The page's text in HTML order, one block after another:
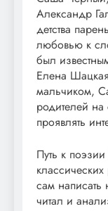
Александр
детства
любовью к
был
Елена
мальчиком,
родителей на
проявлять
Путь к
сам написать
читал и